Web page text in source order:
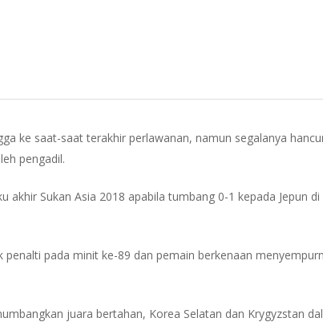
ke saat-saat terakhir perlawanan, namun segalanya
pengadil.
Sukan Asia 2018 apabila tumbang 0-1 kepada Jepun
pada minit ke-89 dan pemain berkenaan
juara bertahan, Korea Selatan dan Krygyzstan